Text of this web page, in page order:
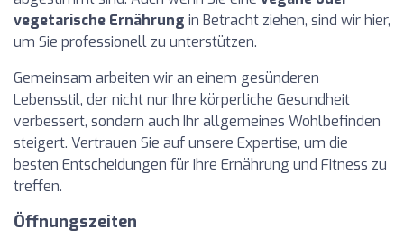
vegetarische Ernährung in Betracht ziehen, sind wir hier,
um Sie professionell zu unterstützen.
Gemeinsam arbeiten wir an einem gesünderen
Lebensstil, der nicht nur Ihre körperliche Gesundheit
verbessert, sondern auch Ihr allgemeines Wohlbefinden
steigert. Vertrauen Sie auf unsere Expertise, um die
besten Entscheidungen für Ihre Ernährung und Fitness zu
treffen.
Öffnungszeiten